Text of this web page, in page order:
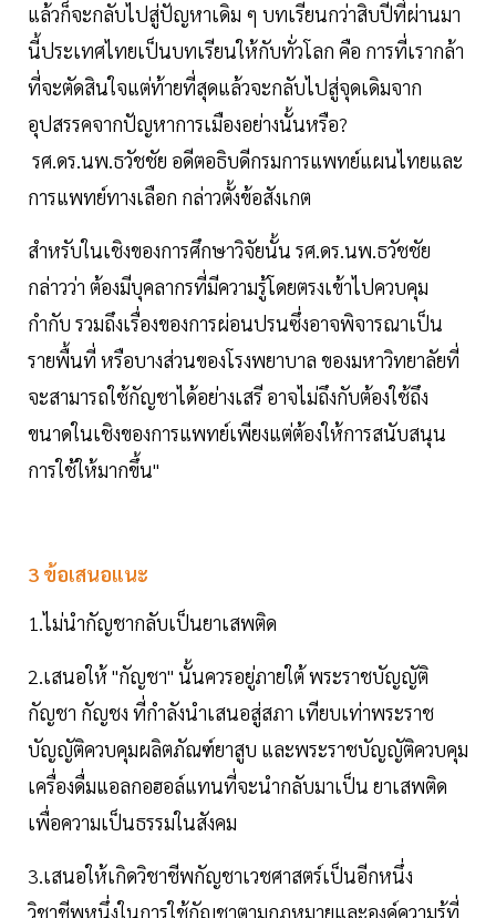
แล้วก็จะกลับไปสู่ปัญหาเดิม ๆ บทเรียนกว่าสิบปีที่ผ่านมา
นี้ประเทศไทยเป็นบทเรียนให้กับทั่วโลก คือ การที่เรากล้า
ที่จะตัดสินใจแต่ท้ายที่สุดแล้วจะกลับไปสู่จุดเดิมจาก
อุปสรรคจากปัญหาการเมืองอย่างนั้นหรือ?
รศ.ดร.นพ.ธวัชชัย อดีตอธิบดีกรมการแพทย์แผนไทยและ
การแพทย์ทางเลือก กล่าวตั้งข้อสังเกต
สำหรับในเชิงของการศึกษาวิจัยนั้น รศ.ดร.นพ.ธวัชชัย
กล่าวว่า ต้องมีบุคลากรที่มีความรู้โดยตรงเข้าไปควบคุม
กำกับ รวมถึงเรื่องของการผ่อนปรนซึ่งอาจพิจารณาเป็น
รายพื้นที่ หรือบางส่วนของโรงพยาบาล ของมหาวิทยาลัยที่
จะสามารถใช้กัญชาได้อย่างเสรี อาจไม่ถึงกับต้องใช้ถึง
ขนาดในเชิงของการแพทย์เพียงแต่ต้องให้การสนับสนุน
การใช้ให้มากขึ้น"
3 ข้อเสนอแนะ
1.ไม่นำกัญชากลับเป็นยาเสพติด
2.เสนอให้ "กัญชา" นั้นควรอยู่ภายใต้ พระราชบัญญัติ
กัญชา กัญชง ที่กำลังนำเสนอสู่สภา เทียบเท่าพระราช
บัญญัติควบคุมผลิตภัณฑ์ยาสูบ และพระราชบัญญัติควบคุม
เครื่องดื่มแอลกอฮอล์แทนที่จะนำกลับมาเป็น ยาเสพติด
เพื่อความเป็นธรรมในสังคม
3.เสนอให้เกิดวิชาชีพกัญชาเวชศาสตร์เป็นอีกหนึ่ง
วิชาชีพหนึ่งในการใช้กัญชาตามกฎหมายและองค์ความรู้ที่